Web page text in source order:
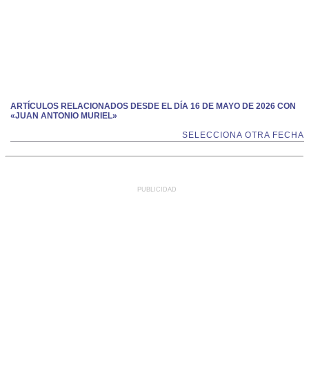
ARTÍCULOS RELACIONADOS DESDE EL DÍA 16 DE MAYO DE 2026 CON
«JUAN ANTONIO MURIEL»
SELECCIONA OTRA FECHA
PUBLICIDAD